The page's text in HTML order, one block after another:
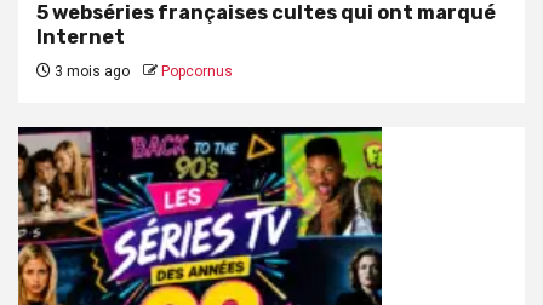
5 webséries françaises cultes qui ont marqué
Internet
3 mois ago Popcornus